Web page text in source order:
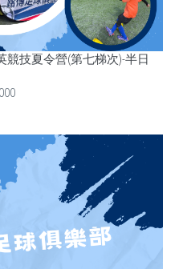
競技夏令營(第七梯次)-半日